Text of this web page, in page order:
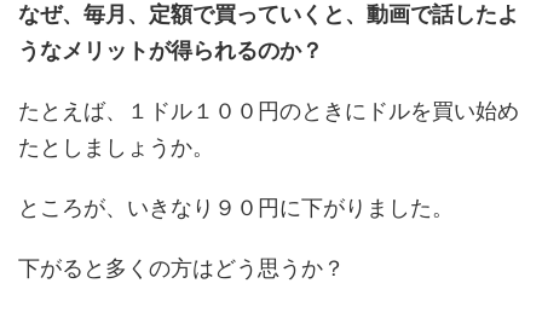
なぜ、毎月、定額で買っていくと、動画で話したよ
うなメリットが得られるのか？
たとえば、１ドル１００円のときにドルを買い始め
たとしましょうか。
ところが、いきなり９０円に下がりました。
下がると多くの方はどう思うか？